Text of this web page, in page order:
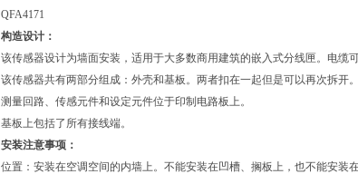
QFA4171
构造设计：
该传感器设计为墙面安装，适用于大多数商用建筑的嵌入式分线匣。电缆
该传感器共有两部分组成：外壳和基板。两者扣在一起但是可以再次拆开。
测量回路、传感元件和设定元件位于印制电路板上。
基板上包括了所有接线端。
安装注意事项：
位置：安装在空调空间的内墙上。不能安装在凹槽、搁板上，也不能安装